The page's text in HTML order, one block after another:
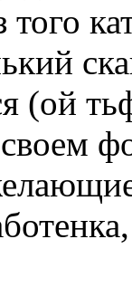
(ой